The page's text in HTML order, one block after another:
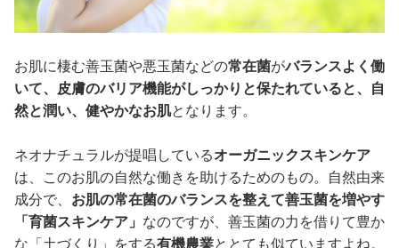
お肌に棲む善玉菌や悪玉菌などの常在菌がバランスよく働
いて、皮膚のバリア機能がしっかりと保たれていると、自
然と潤い、健やかなお肌となります。
ネオナチュラルが提唱しているオーガニックスキンケア
は、このお肌の自然な働きを助けるためのもの。自然由来
成分で、 お肌の常在菌のバランスを整えて善玉菌を増やす
「育菌スキンケア」 なのですが、善玉菌の力を借りて豊か
な「土づくり」をする有機農業ととても似ていますよね。